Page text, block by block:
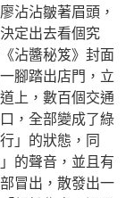
沾沾皺著眉頭，
定出去看個究
沾醬秘笈》封面
腳踏出店門，立
上，數百個交通
，全部變成了綠
」的狀態，同
的聲音，並且有
冒出，散發出一